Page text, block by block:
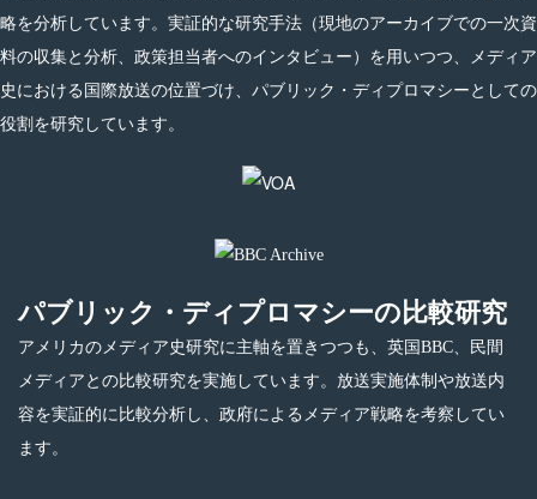
略を分析しています。実証的な研究手法（現地のアーカイブでの一次資
料の収集と分析、政策担当者へのインタビュー）を用いつつ、メディア
史における国際放送の位置づけ、パブリック・ディプロマシーとしての
役割を研究しています。
パブリック・ディプロマシーの比較研究
アメリカのメディア史研究に主軸を置きつつも、英国BBC、民間
メディアとの比較研究を実施しています。放送実施体制や放送内
容を実証的に比較分析し、政府によるメディア戦略を考察してい
ます。